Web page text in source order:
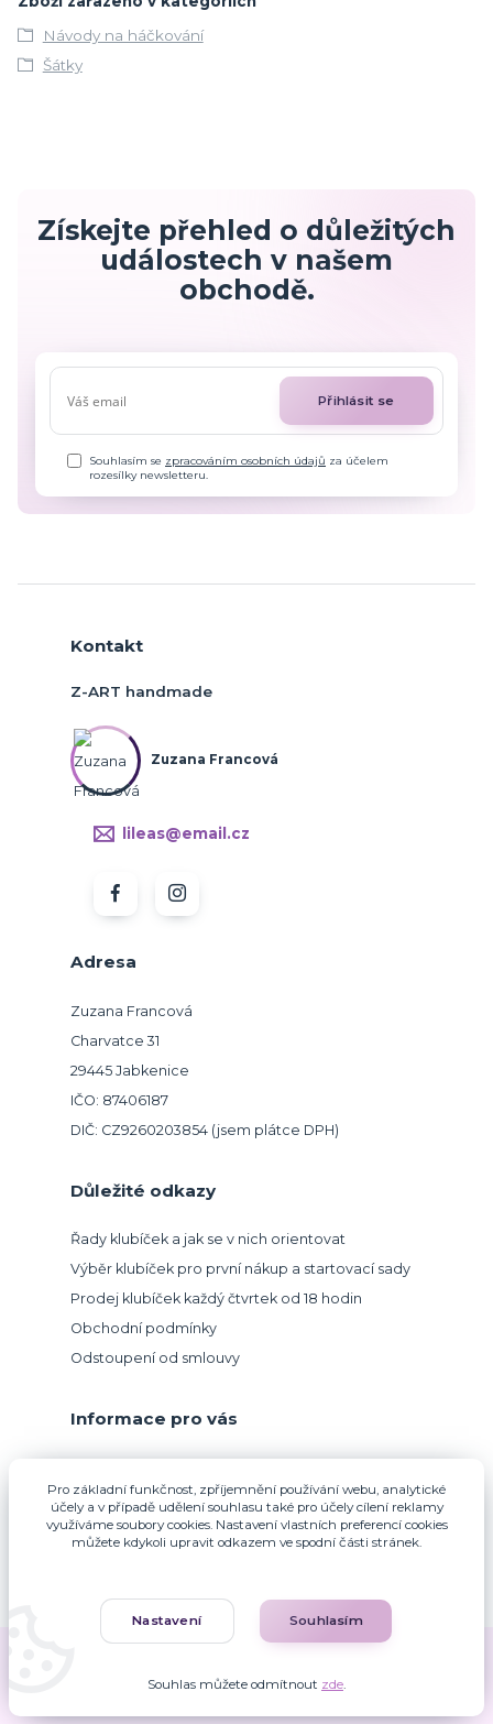
Návody na háčkování
Šátky
Získejte přehled o důležitých
událostech v našem
obchodě.
Přihlásit se
Souhlasím se zpracováním osobních údajů za účelem
rozesílky newsletteru.
Adresa
Zuzana Francová
Charvatce 31
29445 Jabkenice
IČO: 87406187
DIČ: CZ9260203854 (jsem plátce DPH)
Důležité odkazy
Řady klubíček a jak se v nich orientovat
Výběr klubíček pro první nákup a startovací sady
Prodej klubíček každý čtvrtek od 18 hodin
Obchodní podmínky
Odstoupení od smlouvy
Informace pro vás
Kontakt
Z-ART handmade
Zuzana Francová
lileas@email.cz
Eshop-rychle.cz
Pro základní funkčnost, zpříjemnění používání webu, analytické
účely a v případě udělení souhlasu také pro účely cílení reklamy
využíváme soubory cookies. Nastavení vlastních preferencí cookies
můžete kdykoli upravit odkazem ve spodní části stránek.
Nastavení Souhlasím
Souhlas můžete odmítnout zde.